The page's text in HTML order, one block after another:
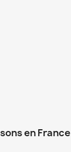
en France